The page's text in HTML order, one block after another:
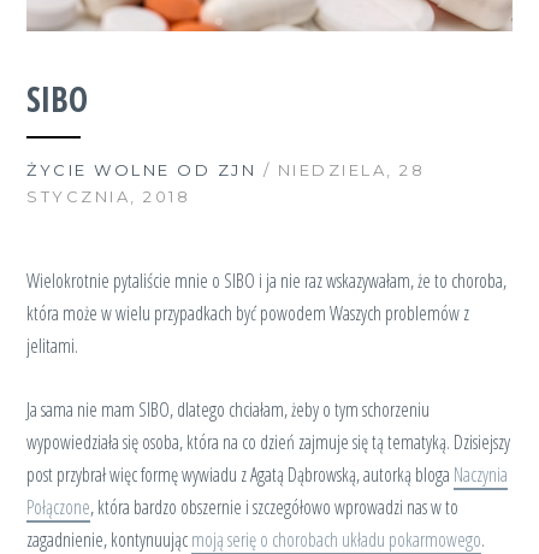
SIBO
ŻYCIE WOLNE OD ZJN / NIEDZIELA, 28
STYCZNIA, 2018
Wielokrotnie pytaliście mnie o SIBO i ja nie raz wskazywałam, że to choroba,
która może w wielu przypadkach być powodem Waszych problemów z
jelitami.
Ja sama nie mam SIBO, dlatego chciałam, żeby o tym schorzeniu
wypowiedziała się osoba, która na co dzień zajmuje się tą tematyką. Dzisiejszy
post przybrał więc formę wywiadu z Agatą Dąbrowską, autorką bloga Naczynia
Połączone, która bardzo obszernie i szczegółowo wprowadzi nas w to
zagadnienie, kontynuującmoją serię o chorobach układu pokarmowego.